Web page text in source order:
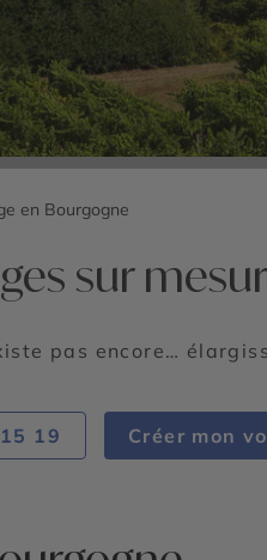
en Bourgogne
sur
pas encore…
19 Créer mon